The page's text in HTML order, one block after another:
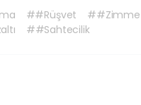
##Rüşvet
##Sahtecilik